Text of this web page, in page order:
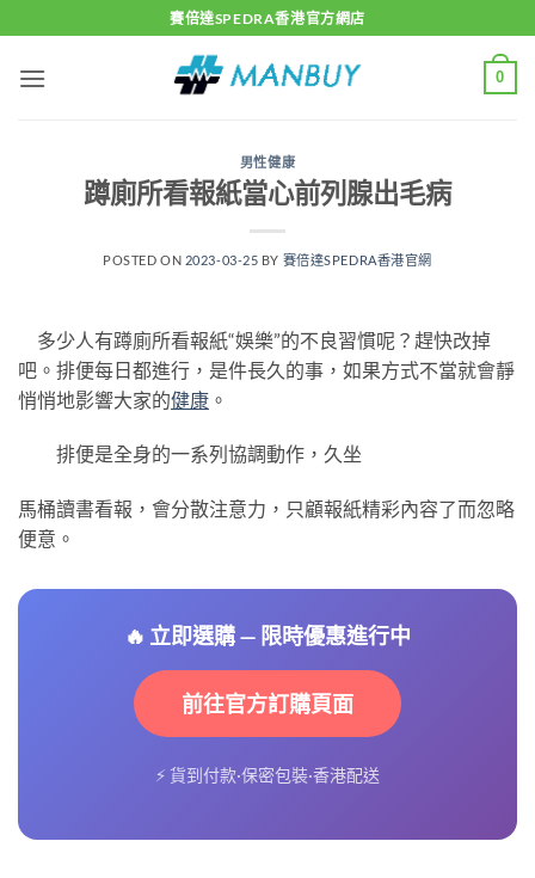
to
content
賽倍達SPEDRA香港官方網店
0
男性健康
蹲廁所看報紙當心前列腺出毛病
POSTED ON 2023-03-25 BY 賽倍達SPEDRA香港官網
多少人有蹲廁所看報紙“娛樂”的不良習慣呢？趕快改掉
吧。排便每日都進行，是件長久的事，如果方式不當就會靜
悄悄地影響大家的健康 。
排便是全身的一系列協調動作，久坐
馬桶讀書看報，會分散注意力，只顧報紙精彩內容了而忽略
便意。
🔥 立即選購 — 限時優惠進行中
前往官方訂購頁面
⚡ 貨到付款·保密包裝·香港配送